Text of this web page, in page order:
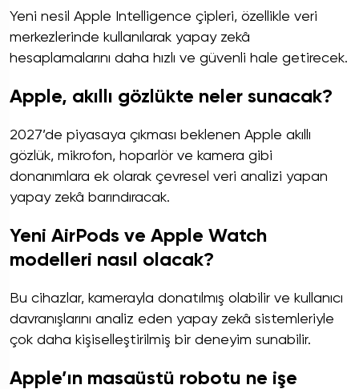
Yeni nesil Apple Intelligence çipleri, özellikle veri
merkezlerinde kullanılarak yapay zekâ
hesaplamalarını daha hızlı ve güvenli hale getirecek.
Apple, akıllı gözlükte neler sunacak?
2027’de piyasaya çıkması beklenen Apple akıllı
gözlük, mikrofon, hoparlör ve kamera gibi
donanımlara ek olarak çevresel veri analizi yapan
yapay zekâ barındıracak.
Yeni AirPods ve Apple Watch
modelleri nasıl olacak?
Bu cihazlar, kamerayla donatılmış olabilir ve kullanıcı
davranışlarını analiz eden yapay zekâ sistemleriyle
çok daha kişiselleştirilmiş bir deneyim sunabilir.
Apple’ın masaüstü robotu ne işe